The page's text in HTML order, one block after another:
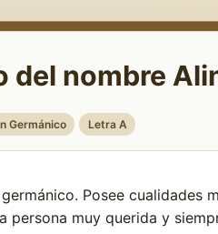
del nombre
Germánico Letra A
Posee cualidades
persona muy querida y